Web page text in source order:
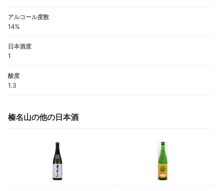
アルコール度数
14%
日本酒度
1
酸度
1.3
榛名山の他の日本酒